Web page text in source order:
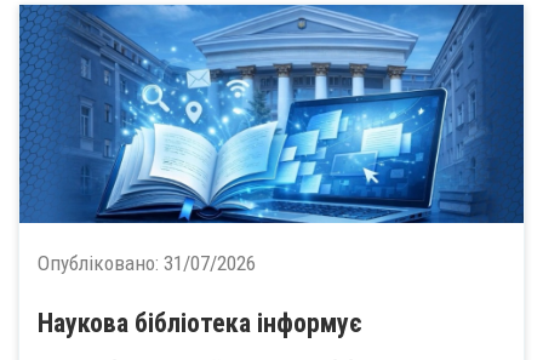
Опубліковано: 31/07/2026
Наукова бібліотека інформує